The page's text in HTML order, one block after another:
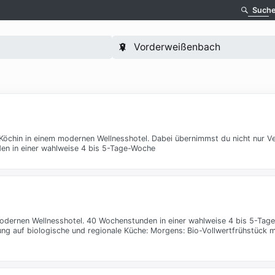
in einem modernen Wellnesshotel. Dabei übernimmst du nicht nur
in einer wahlweise 4 bis 5-Tage-Woche
Wellnesshotel. 40 Wochenstunden in einer wahlweise 4 bis 5-
auf biologische und regionale Küche: Morgens: Bio-Vollwertfrühstück